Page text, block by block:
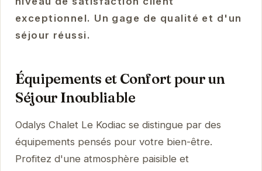
exceptionnel. Un gage de qualité et d'un
séjour réussi.
Équipements et Confort pour un
Séjour Inoubliable
Odalys Chalet Le Kodiac se distingue par des
équipements pensés pour votre bien-être.
Profitez d'une atmosphère paisible et